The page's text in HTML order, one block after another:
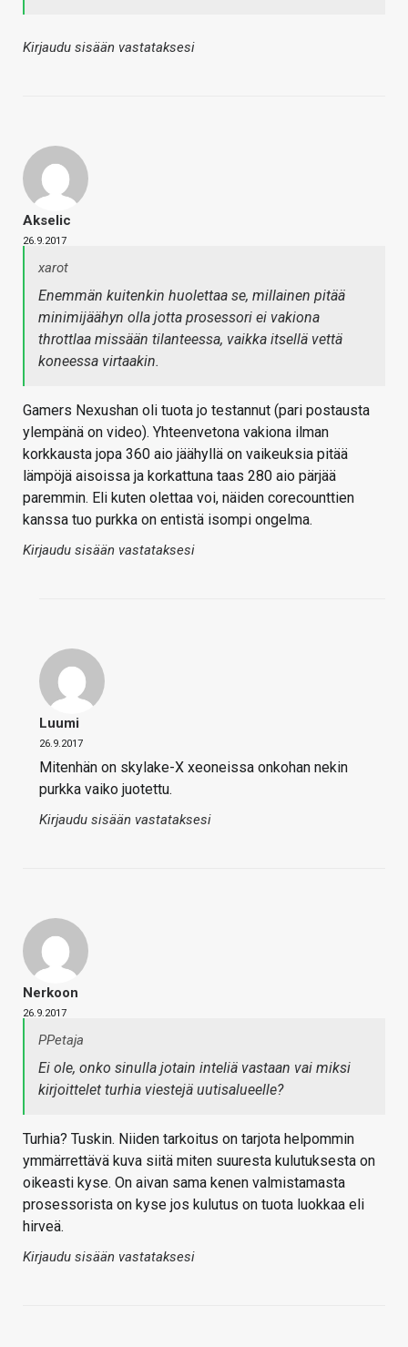
Kirjaudu sisään vastataksesi
Akselic
26.9.2017
xarot
Enemmän kuitenkin huolettaa se, millainen pitää
minimijäähyn olla jotta prosessori ei vakiona
throttlaa missään tilanteessa, vaikka itsellä vettä
koneessa virtaakin.
Gamers Nexushan oli tuota jo testannut (pari postausta
ylempänä on video). Yhteenvetona vakiona ilman
korkkausta jopa 360 aio jäähyllä on vaikeuksia pitää
lämpöjä aisoissa ja korkattuna taas 280 aio pärjää
paremmin. Eli kuten olettaa voi, näiden corecounttien
kanssa tuo purkka on entistä isompi ongelma.
Kirjaudu sisään vastataksesi
Luumi
26.9.2017
Mitenhän on skylake-X xeoneissa onkohan nekin
purkka vaiko juotettu.
Kirjaudu sisään vastataksesi
Nerkoon
26.9.2017
PPetaja
Ei ole, onko sinulla jotain inteliä vastaan vai miksi
kirjoittelet turhia viestejä uutisalueelle?
Turhia? Tuskin. Niiden tarkoitus on tarjota helpommin
ymmärrettävä kuva siitä miten suuresta kulutuksesta on
oikeasti kyse. On aivan sama kenen valmistamasta
prosessorista on kyse jos kulutus on tuota luokkaa eli
hirveä.
Kirjaudu sisään vastataksesi